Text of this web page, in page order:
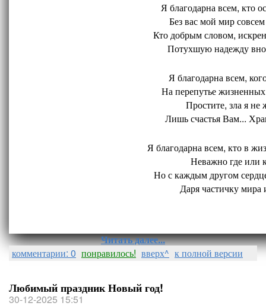
Я благодарна всем, кто
Без вас мой мир
Кто добрым словом,
Потухшую надежду
Я благодарна всем,
На перепутье
Простите, зла я не
Лишь счастья Вам...
Я благодарна всем, кто в
Неважно где или
Но с каждым другом
Даря частичку мира
Читать далее...
комментарии: 0 понравилось! вверх^ к полной версии
Любимый праздник Новый год!
30-12-2025 15:51